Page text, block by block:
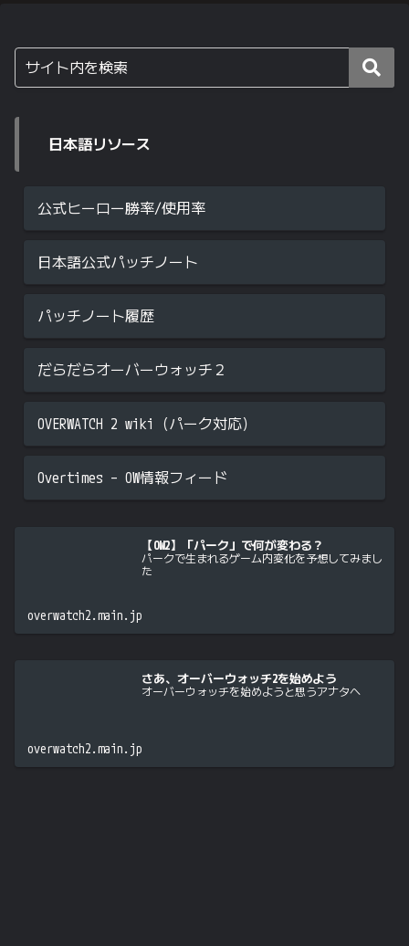
日本語リソース
公式ヒーロー勝率/使用率
日本語公式パッチノート
パッチノート履歴
だらだらオーバーウォッチ２
OVERWATCH 2 wiki（パーク対応）
Overtimes – OW情報フィード
【OW2】「パーク」で何が変わる？
パークで生まれるゲーム内変化を予想してみまし
た
overwatch2.main.jp
さあ、オーバーウォッチ2を始めよう
オーバーウォッチを始めようと思うアナタへ
overwatch2.main.jp